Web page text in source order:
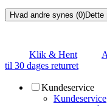
Hvad andre synes (0)Dette
Klik & Hent
til 30 dages returret
Kundeservice
Kundeservice